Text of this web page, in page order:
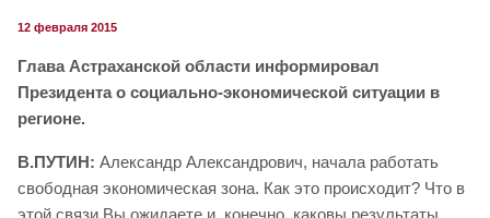
12 февраля 2015
Глава Астраханской области информировал
Президента о социально-экономической ситуации в
регионе.
В.ПУТИН: Александр Александрович, начала работать
свободная экономическая зона. Как это происходит? Что в